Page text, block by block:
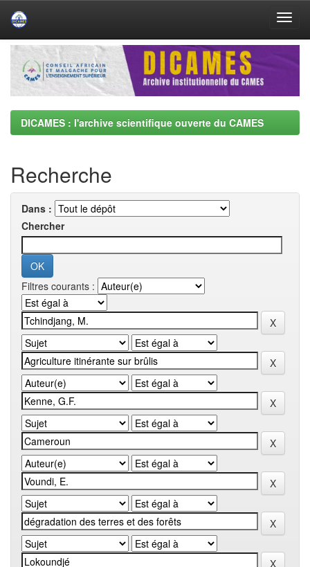
Skip
navigation
DICAMES : l'archive scientifique ouverte du CAMES
Recherche
Dans :
Chercher
Filtres courants :